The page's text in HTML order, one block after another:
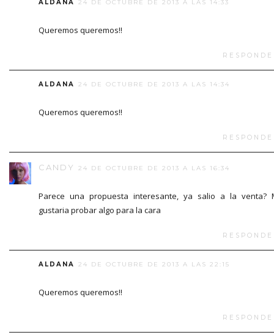
ALDANA 24 DE OCTUBRE DE 2013 A LAS 14:33
Queremos queremos!!
ALDANA 24 DE OCTUBRE DE 2013 A LAS 14:34
Queremos queremos!!
CANDY 24 DE OCTUBRE DE 2013 A LAS 16:34
Parece una propuesta interesante, ya salio a la venta?
gustaria probar algo para la cara
ALDANA 24 DE OCTUBRE DE 2013 A LAS 22:15
Queremos queremos!!